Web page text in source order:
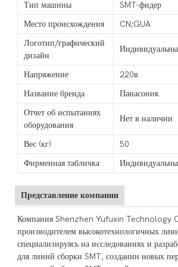
Тип машины
SMT-фидер
Место происхождения
CN;GUA
Логотип/графический
дизайн
Напряжение
220в
Название бренда
Панасоник
Отчет об испытаниях
оборудования
Нет в наличии
Вес (кг)
50
Фирменная табличка
Представление компании
Компания Shenzhen Yufuxin Technology
производителем высокотехнологичных
специализируясь на исследованиях и
для линий сборки SMT, создании новых